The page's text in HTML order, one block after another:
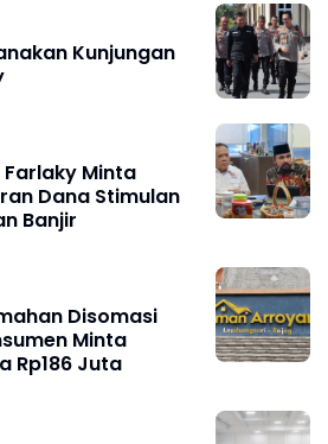
Kunjungan
Farlaky Minta
Dana Stimulan
Banjir
Disomasi
Minta
Rp186 Juta